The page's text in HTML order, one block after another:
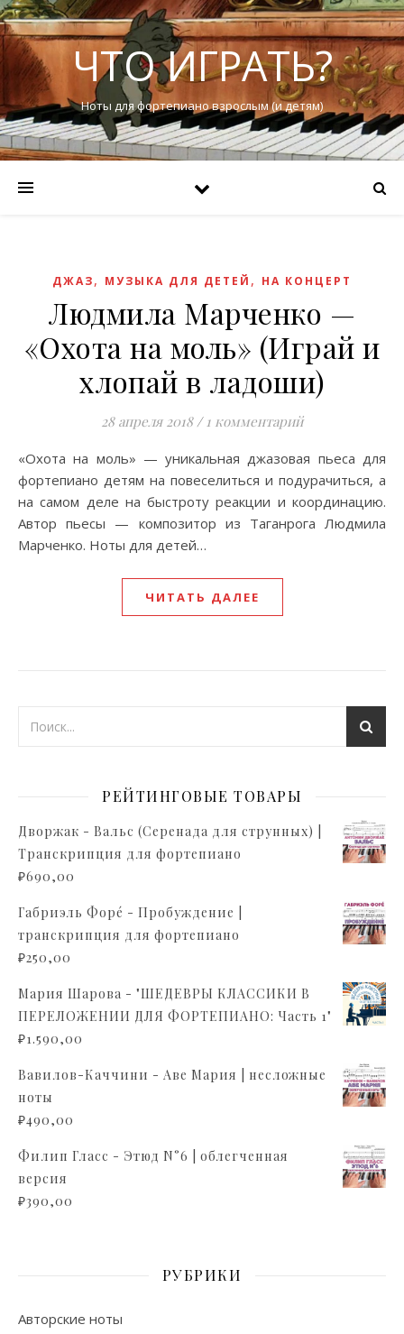
ЧТО ИГРАТЬ?
Ноты для фортепиано взрослым (и детям)
ДЖАЗ, МУЗЫКА ДЛЯ ДЕТЕЙ , НА КОНЦЕРТ
Людмила Марченко —
«Охота на моль» (Играй и
хлопай в ладоши)
28 апреля 2018 / 1 комментарий
«Охота на моль» — уникальная джазовая пьеса для
фортепиано детям на повеселиться и подурачиться, а
на самом деле на быстроту реакции и координацию.
Автор пьесы — композитор из Таганрога Людмила
Марченко. Ноты для детей…
ЧИТАТЬ ДАЛЕЕ
РЕЙТИНГОВЫЕ ТОВАРЫ
Дворжак - Вальс (Серенада для струнных) |
Транскрипция для фортепиано
₽690,00
Габриэль Форé - Пробуждение |
транскрипция для фортепиано
₽250,00
Мария Шарова - "ШЕДЕВРЫ КЛАССИКИ В
ПЕРЕЛОЖЕНИИ ДЛЯ ФОРТЕПИАНО: Часть 1"
₽1.590,00
Вавилов-Каччини - Аве Мария | несложные
ноты
₽490,00
Филип Гласс - Этюд N°6 | облегченная
версия
₽390,00
РУБРИКИ
Авторские ноты